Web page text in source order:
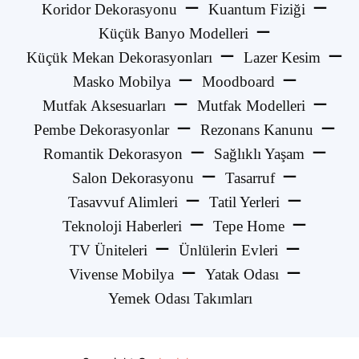
Koridor Dekorasyonu
Kuantum Fiziği
Küçük Banyo Modelleri
Küçük Mekan Dekorasyonları
Lazer Kesim
Masko Mobilya
Moodboard
Mutfak Aksesuarları
Mutfak Modelleri
Pembe Dekorasyonlar
Rezonans Kanunu
Romantik Dekorasyon
Sağlıklı Yaşam
Salon Dekorasyonu
Tasarruf
Tasavvuf Alimleri
Tatil Yerleri
Teknoloji Haberleri
Tepe Home
TV Üniteleri
Ünlülerin Evleri
Vivense Mobilya
Yatak Odası
Yemek Odası Takımları